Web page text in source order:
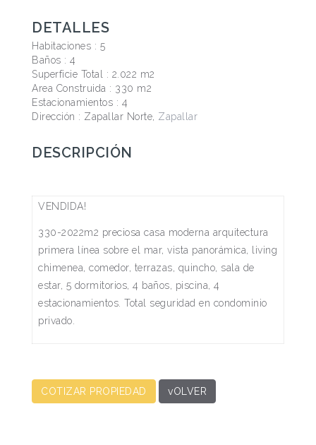
DETALLES
Habitaciones : 5
Baños : 4
Superficie Total : 2.022 m2
Area Construida : 330 m2
Estacionamientos : 4
Dirección : Zapallar Norte, Zapallar
DESCRIPCIÓN
VENDIDA!
330-2022m2 preciosa casa moderna arquitectura
primera línea sobre el mar, vista panorámica, living
chimenea, comedor, terrazas, quincho, sala de
estar, 5 dormitorios, 4 baños, piscina, 4
estacionamientos. Total seguridad en condominio
privado.
COTIZAR PROPIEDAD vOLVER